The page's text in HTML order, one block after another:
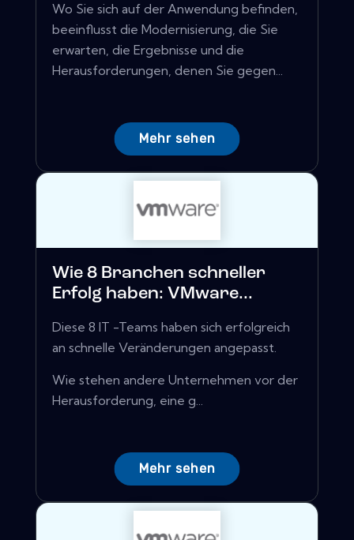
Wo Sie sich auf der Anwendung befinden,
beeinflusst die Modernisierung, die Sie
erwarten, die Ergebnisse und die
Herausforderungen, denen Sie gegen...
Mehr sehen
Wie 8 Branchen schneller
Erfolg haben: VMware...
Diese 8 IT -Teams haben sich erfolgreich
an schnelle Veränderungen angepasst.
Wie stehen andere Unternehmen vor der
Herausforderung, eine g...
Mehr sehen